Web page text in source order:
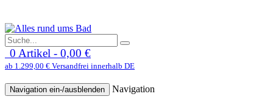
0 Artikel - 0,00 €
ab 1.299,00 € Versandfrei innerhalb DE
Navigation ein-/ausblenden Navigation